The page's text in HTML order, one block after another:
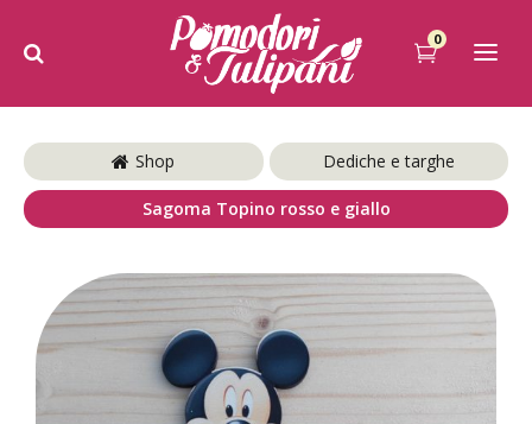
0
Shop Dediche e targhe
Sagoma Topino rosso e giallo